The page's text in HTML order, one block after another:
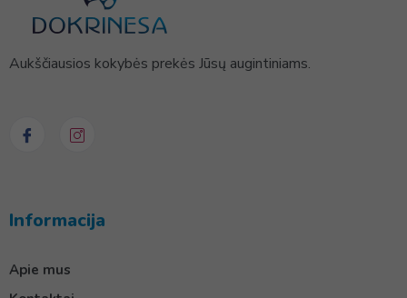
Aukščiausios kokybės prekės Jūsų augintiniams.
Informacija
Apie mus